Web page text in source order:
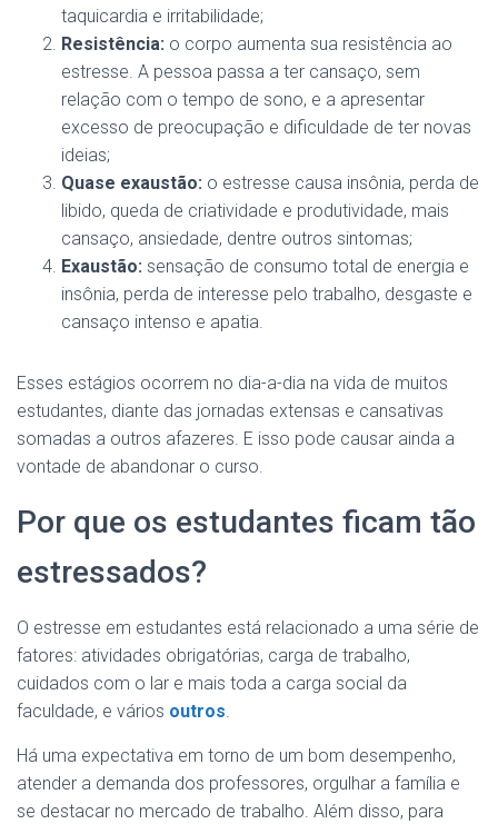
taquicardia e irritabilidade;
Resistência: o corpo aumenta sua resistência ao
estresse. A pessoa passa a ter cansaço, sem
relação com o tempo de sono, e a apresentar
excesso de preocupação e dificuldade de ter novas
ideias;
Quase exaustão: o estresse causa insônia, perda de
libido, queda de criatividade e produtividade, mais
cansaço, ansiedade, dentre outros sintomas;
Exaustão: sensação de consumo total de energia e
insônia, perda de interesse pelo trabalho, desgaste e
cansaço intenso e apatia.
Esses estágios ocorrem no dia-a-dia na vida de muitos
estudantes, diante das jornadas extensas e cansativas
somadas a outros afazeres. E isso pode causar ainda a
vontade de abandonar o curso.
Por que os estudantes ficam tão
estressados?
O estresse em estudantes está relacionado a uma série de
fatores: atividades obrigatórias, carga de trabalho,
cuidados com o lar e mais toda a carga social da
faculdade, e vários outros.
Há uma expectativa em torno de um bom desempenho,
atender a demanda dos professores, orgulhar a família e
se destacar no mercado de trabalho. Além disso, para